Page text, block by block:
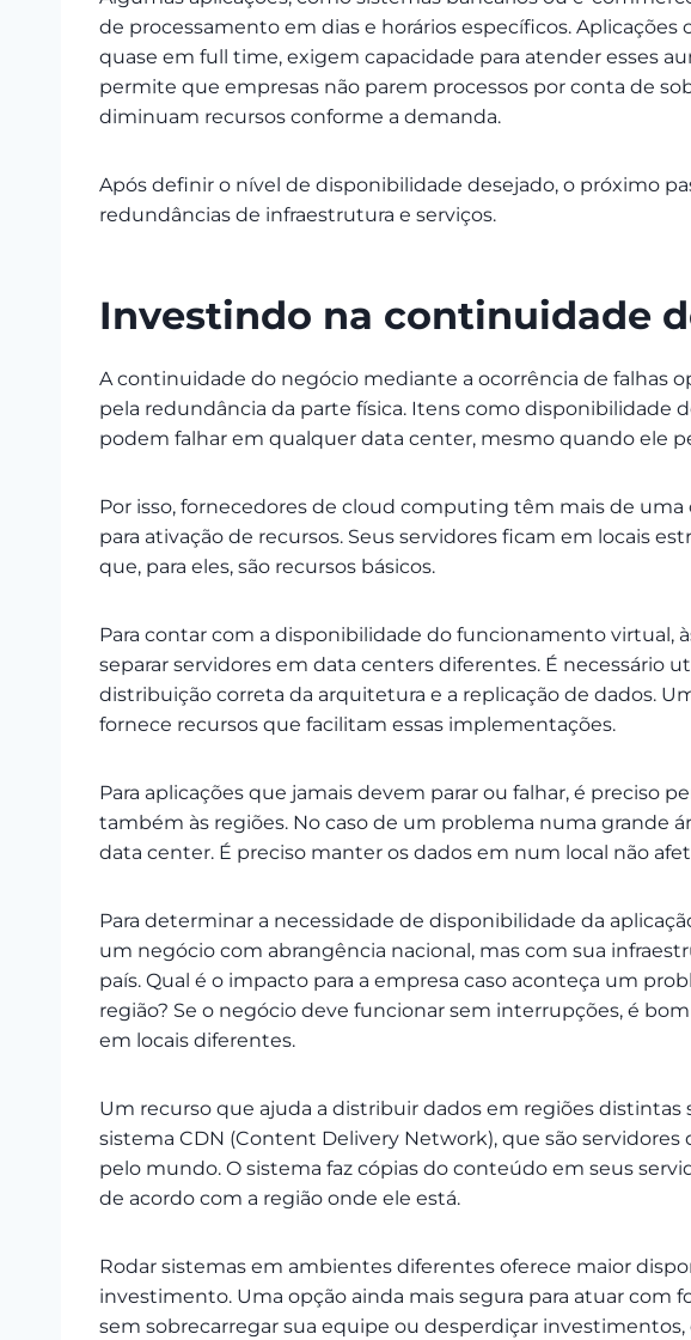
de processamento em dias e horários específicos. Aplicações
quase em full time, exigem capacidade para atender esses
permite que empresas não parem processos por conta de
diminuam recursos conforme a demanda.
Após definir o nível de disponibilidade desejado, o próximo
redundâncias de infraestrutura e serviços.
Investindo na continuidade
A continuidade do negócio mediante a ocorrência de falhas
pela redundância da parte física. Itens como disponibilidade
podem falhar em qualquer data center, mesmo quando ele
Por isso, fornecedores de cloud computing têm mais de
para ativação de recursos. Seus servidores ficam em locais
que, para eles, são recursos básicos.
Para contar com a disponibilidade do funcionamento virtual,
separar servidores em data centers diferentes. É necessário
distribuição correta da arquitetura e a replicação de dados.
fornece recursos que facilitam essas implementações.
Para aplicações que jamais devem parar ou falhar, é preciso
também às regiões. No caso de um problema numa grande
data center. É preciso manter os dados em num local não
Para determinar a necessidade de disponibilidade da
um negócio com abrangência nacional, mas com sua
país. Qual é o impacto para a empresa caso aconteça um
região? Se o negócio deve funcionar sem interrupções, é
em locais diferentes.
Um recurso que ajuda a distribuir dados em regiões distintas
sistema CDN (Content Delivery Network), que são
pelo mundo. O sistema faz cópias do conteúdo em seus
de acordo com a região onde ele está.
Rodar sistemas em ambientes diferentes oferece maior
investimento. Uma opção ainda mais segura para atuar com
sem sobrecarregar sua equipe ou desperdiçar